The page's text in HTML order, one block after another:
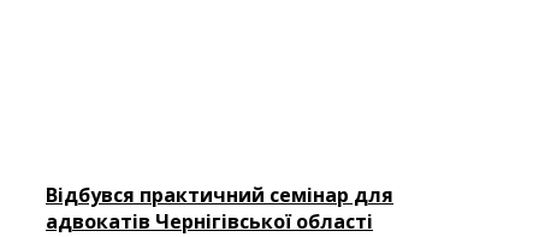
Відбувся практичний семінар для
адвокатів Чернігівської області